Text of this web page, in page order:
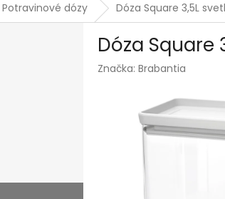
Potravinové dózy Dóza Square 3,5L
Dóza Square
Značka: Brabantia